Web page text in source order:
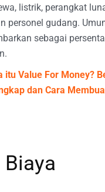
listrik, perangkat
personel gudang.
sebagai
itu Value For Money?
dan Cara